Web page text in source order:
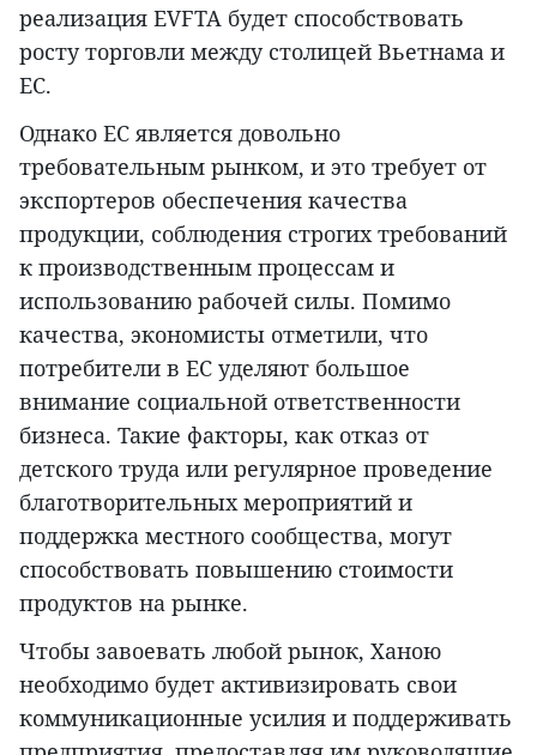
реализация EVFTA будет способствовать
росту торговли между столицей Вьетнама и
ЕС.
Однако ЕС является довольно
требовательным рынком, и это требует от
экспортеров обеспечения качества
продукции, соблюдения строгих требований
к производственным процессам и
использованию рабочей силы. Помимо
качества, экономисты отметили, что
потребители в ЕС уделяют большое
внимание социальной ответственности
бизнеса. Такие факторы, как отказ от
детского труда или регулярное проведение
благотворительных мероприятий и
поддержка местного сообщества, могут
способствовать повышению стоимости
продуктов на рынке.
Чтобы завоевать любой рынок, Ханою
необходимо будет активизировать свои
коммуникационные усилия и поддерживать